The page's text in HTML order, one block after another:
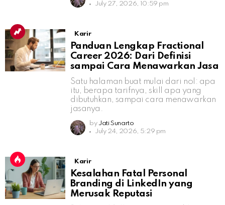
July 27, 2026, 10:59 pm
Karir
Panduan Lengkap Fractional
Career 2026: Dari Definisi
sampai Cara Menawarkan Jasa
Satu halaman buat mulai dari nol: apa
itu, berapa tarifnya, skill apa yang
dibutuhkan, sampai cara menawarkan
jasanya.
by Jati Sunarto
July 24, 2026, 5:29 pm
Karir
Kesalahan Fatal Personal
Branding di LinkedIn yang
Merusak Reputasi